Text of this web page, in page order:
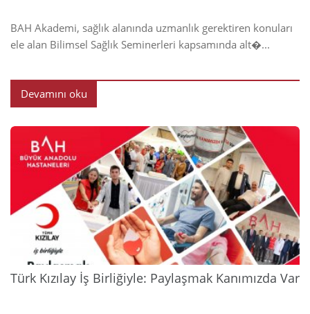
BAH Akademi, sağlık alanında uzmanlık gerektiren konuları
ele alan Bilimsel Sağlık Seminerleri kapsamında alt�...
Devamını oku
2024
Türk Kızılay İş Birliğiyle: Paylaşmak Kanımızda Var